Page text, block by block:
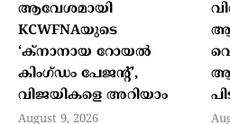
ആവേശമായി
KCWFNAയുടെ
‘ക്നാനായ റോയൽ
കിംഗ്ഡം പേജന്റ്’,
വിജയികളെ അറിയാം
August 9, 2026